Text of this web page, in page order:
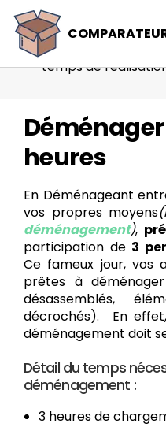
Comparateur
Déménageur
temps de
Déménager
heures
En Déménageant
vos propres moyens
déménagement),
participation de 3
Ce fameux jour, vos
prêtes à
désassemblés,
décrochés). En
déménagement doit
Détail du temps
déménagement :
3 heures de